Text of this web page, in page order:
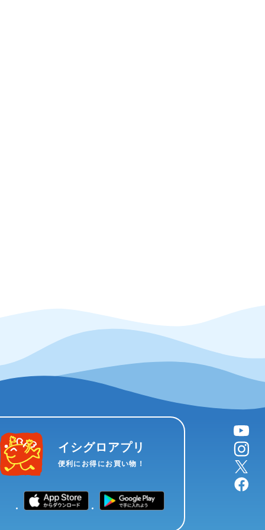
イシグロアプリ
便利にお得にお買い物！
YouTube
instagram
X
facebook